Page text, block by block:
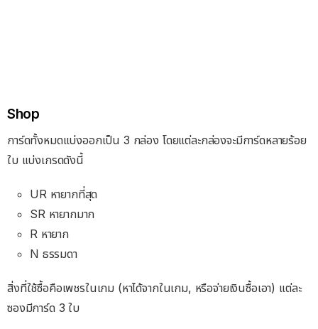
Shop
การ์ดทั้งหมดแบ่งออกเป็น 3 กล่อง โดยแต่ละกล่องจะมีการ์ดหลายร้อย
ใบ แบ่งเกรดดังนี้
UR หายากที่สุด
SR หายากมาก
R หายาก
N ธรรมดา
สิ่งที่ใช้ซื้อคือเพชรในเกม (หาได้จากในเกม, หรือจ่ายเงินซื้อเอา) แต่ละ
ซองมีการ์ด 3 ใบ